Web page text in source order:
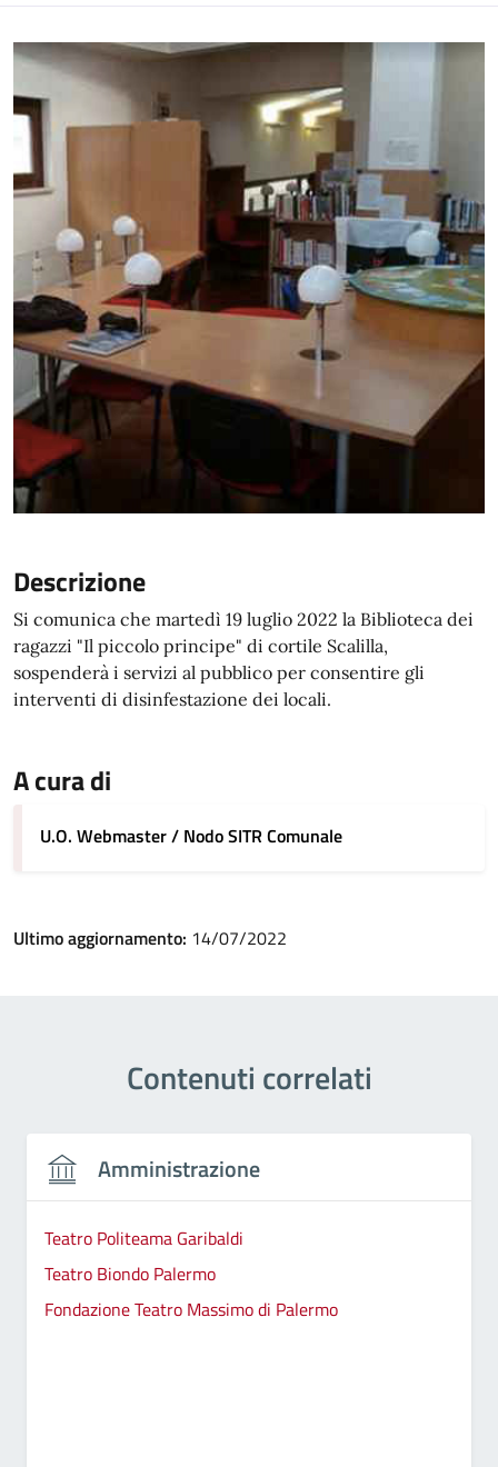
Descrizione
Si comunica che martedì 19 luglio 2022 la Biblioteca dei
ragazzi "Il piccolo principe" di cortile Scalilla,
sospenderà i servizi al pubblico per consentire gli
interventi di disinfestazione dei locali.
A cura di
U.O. Webmaster / Nodo SITR Comunale
Ultimo aggiornamento: 14/07/2022
Contenuti correlati
Amministrazione
Teatro Politeama Garibaldi
Teatro Biondo Palermo
Fondazione Teatro Massimo di Palermo